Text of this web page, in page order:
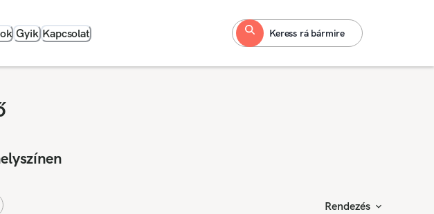
Gyik Kapcsolat Keress rá bármire
Rendezés